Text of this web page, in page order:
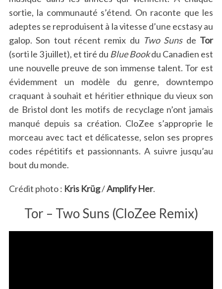
sortie, la communauté s’étend. On raconte que les
adeptes se reproduisent à la vitesse d’une ecstasy au
galop. Son tout récent remix du Two Sunsde Tor
(sorti le 3 juillet), et tiré du Blue Bookdu Canadien est
une nouvelle preuve de son immense talent. Tor est
évidemment un modèle du genre, downtempo
craquant à souhait et héritier ethnique du vieux son
de Bristol dont les motifs de recyclage n’ont jamais
manqué depuis sa création. CloZee s’approprie le
morceau avec tact et délicatesse, selon ses propres
codes répétitifs et passionnants. A suivre jusqu’au
bout du monde.
Crédit photo : Kris Krüg/Amplify Her.
Tor – Two Suns (CloZee Remix)